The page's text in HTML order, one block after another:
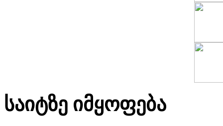
საიტზე იმყოფება